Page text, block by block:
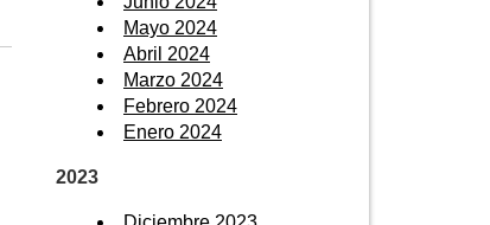
Mayo 2024
Abril 2024
Marzo 2024
Febrero 2024
Enero 2024
2023